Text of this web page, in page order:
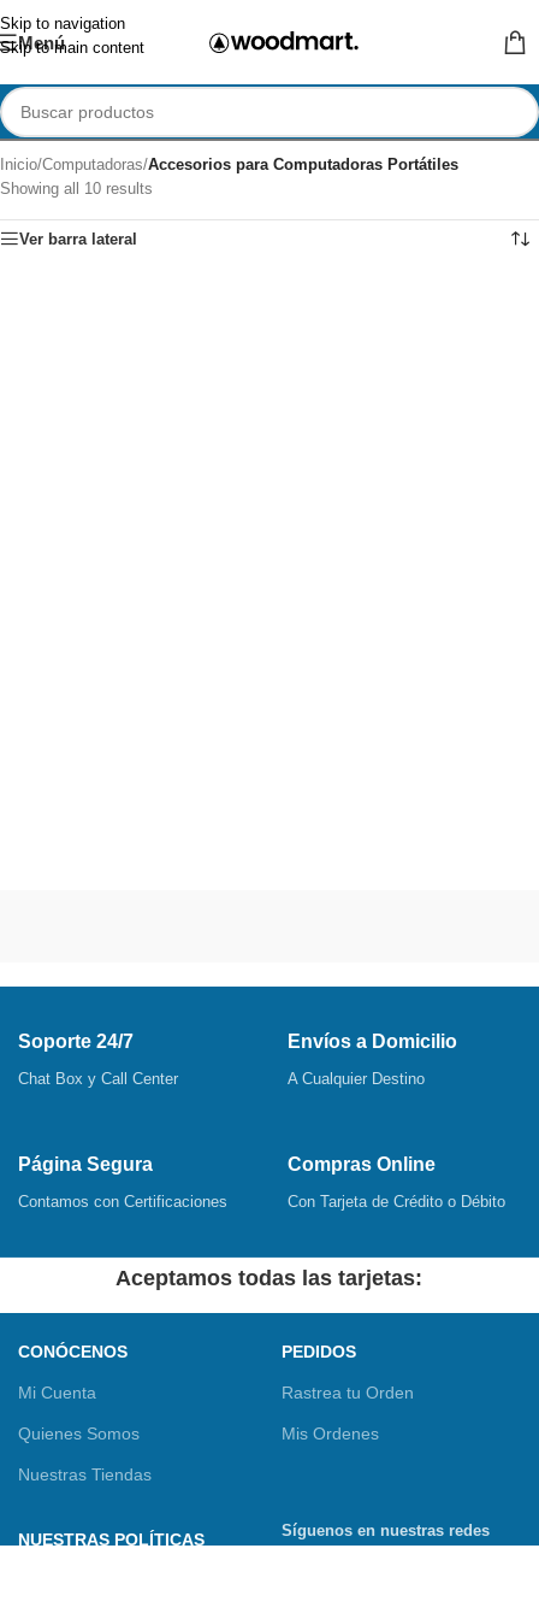
Skip to navigation
Skip to main content
Menú
Inicio/Computadoras/Accesorios para Computadoras Portátiles
Showing all 10 results
Ver barra lateral
Soporte 24/7
Chat Box y Call Center
Envíos a Domicilio
A Cualquier Destino
Página Segura
Contamos con Certificaciones
Compras Online
Con Tarjeta de Crédito o Débito
Aceptamos todas las tarjetas:
CONÓCENOS
Mi Cuenta
Quienes Somos
Nuestras Tiendas
PEDIDOS
Rastrea tu Orden
Mis Ordenes
NUESTRAS POLÍTICAS
Síguenos en nuestras redes